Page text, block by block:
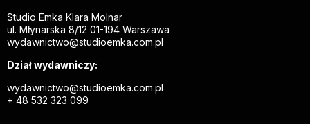
Studio Emka Klara Molnar
ul. Młynarska 8/12 01-194 Warszawa
wydawnictwo@studioemka.com.pl
Dział wydawniczy:
wydawnictwo@studioemka.com.pl
+ 48 532 323 099